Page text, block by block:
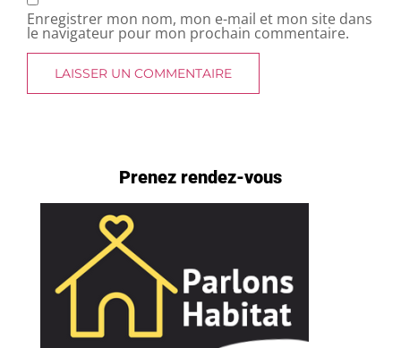
Enregistrer mon nom, mon e-mail et mon site dans
le navigateur pour mon prochain commentaire.
Prenez rendez-vous